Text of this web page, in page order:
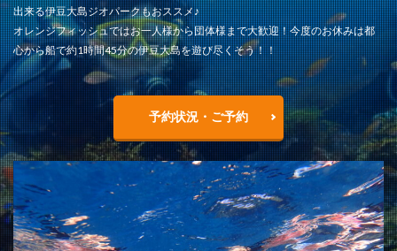
出来る伊豆大島ジオパークもおススメ♪
オレンジフィッシュではお一人様から団体様まで大歓迎！今度のお休みは都
心から船で約1時間45分の伊豆大島を遊び尽くそう！！
予約状況・ご予約